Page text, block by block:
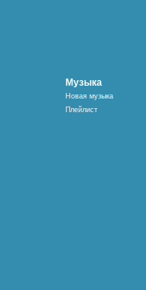
Музыка
Новая музыка
Плейлист